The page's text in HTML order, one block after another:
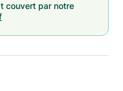
couvert par notre